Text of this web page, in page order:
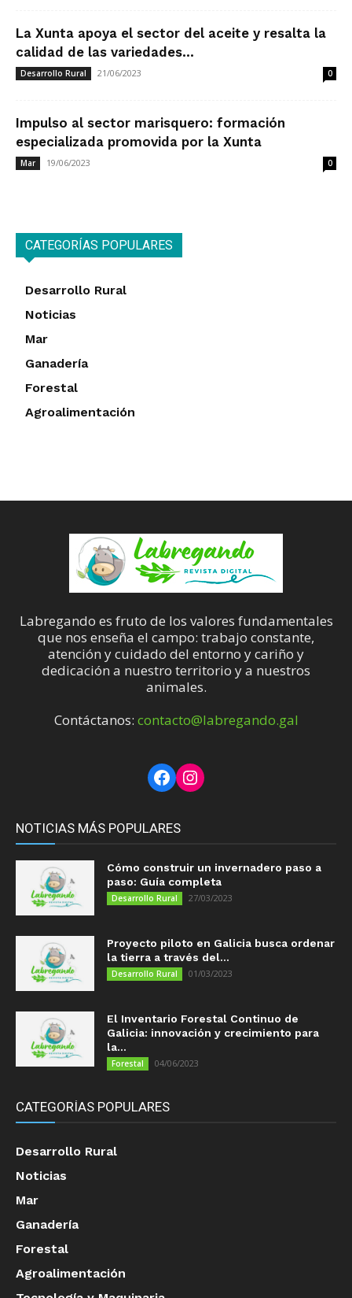
La Xunta apoya el sector del aceite y resalta la
calidad de las variedades...
Desarrollo Rural 21/06/2023 0
Impulso al sector marisquero: formación
especializada promovida por la Xunta
Mar 19/06/2023 0
CATEGORÍAS POPULARES
Desarrollo Rural
Noticias
Mar
Ganadería
Forestal
Agroalimentación
Labregando es fruto de los valores fundamentales
que nos enseña el campo: trabajo constante,
atención y cuidado del entorno y cariño y
dedicación a nuestro territorio y a nuestros
animales.
Contáctanos: contacto@labregando.gal
Facebook
Instagram
NOTICIAS MÁS POPULARES
Cómo construir un invernadero paso a
paso: Guía completa
Desarrollo Rural 27/03/2023
Proyecto piloto en Galicia busca ordenar
la tierra a través del...
Desarrollo Rural 01/03/2023
El Inventario Forestal Continuo de
Galicia: innovación y crecimiento para
la...
Forestal 04/06/2023
CATEGORÍAS POPULARES
Desarrollo Rural
Noticias
Mar
Ganadería
Forestal
Agroalimentación